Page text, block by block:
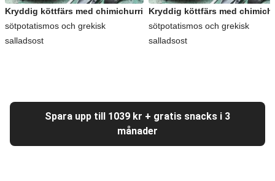
Kryddig köttfärs med chimichurri
sötpotatismos och grekisk
salladsost
Kryddig köttfärs med
sötpotatismos och grekisk
salladsost
Spara upp till 1039 kr + gratis snacks i 3
månader